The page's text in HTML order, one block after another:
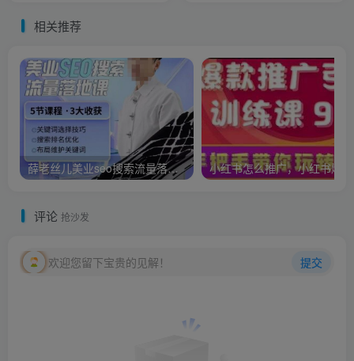
相关推荐
薛老丝儿美业seo搜索流量落地课，一周暴涨20w粉丝，全干货讲解
评论 抢沙发
欢迎您留下宝贵的见解！ 提交